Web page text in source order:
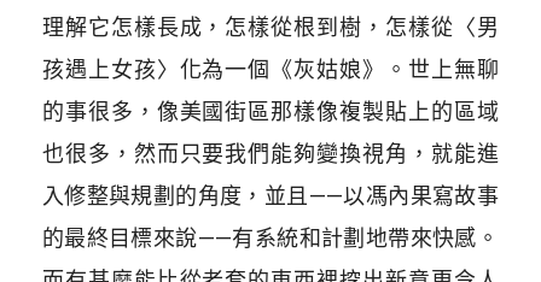
理解它怎樣長成，怎樣從根到樹，怎樣從〈男
孩遇上女孩〉化為一個《灰姑娘》。世上無聊
的事很多，像美國街區那樣像複製貼上的區域
也很多，然而只要我們能夠變換視角，就能進
入修整與規劃的角度，並且——以馮內果寫故事
的最終目標來說——有系統和計劃地帶來快感。